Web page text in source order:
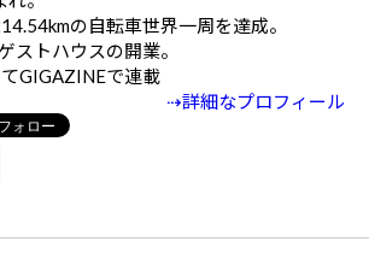
の自転車世界一周を達成。
ストハウスの開業。
GIGAZINEで連載
⇢詳細なプロフィール